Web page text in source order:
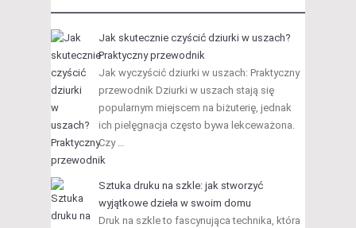
Jak skutecznie czyścić dziurki w uszach?
Praktyczny przewodnik
Jak wyczyścić dziurki w uszach: Praktyczny
przewodnik Dziurki w uszach stają się
popularnym miejscem na biżuterię, jednak
ich pielęgnacja często bywa lekceważona.
Czy …
Sztuka druku na szkle: jak stworzyć
wyjątkowe dzieła w swoim domu
Druk na szkle to fascynująca technika, która